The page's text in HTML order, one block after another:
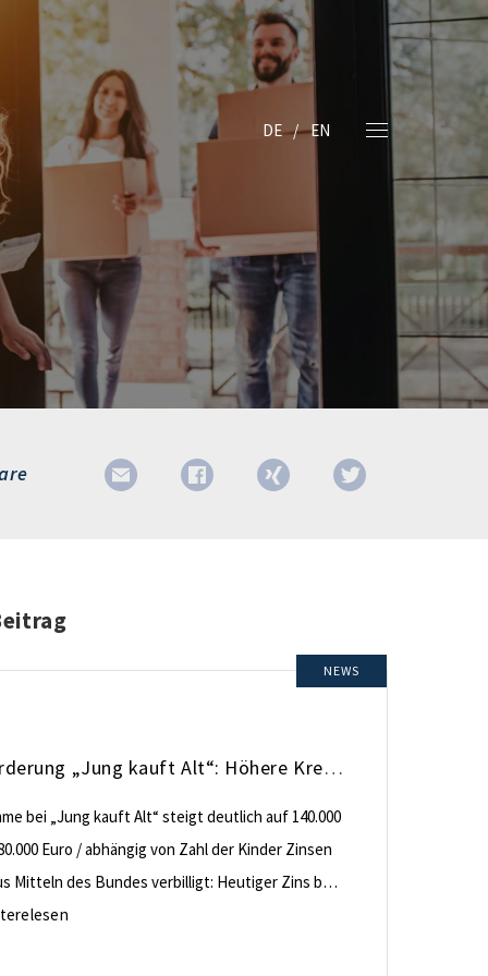
DE EN
NEWS
KfW-Förderung „Jung kauft Alt“: Höhere Kredite ab August 2026
bei „Jung kauft Alt“ steigt deutlich auf 140.000
Euro / abhängig von Zahl der Kinder Zinsen
Mitteln des Bundes verbilligt: Heutiger Zins bei
effektiv bei 35 Jahren Laufzeit und 10 Jahren